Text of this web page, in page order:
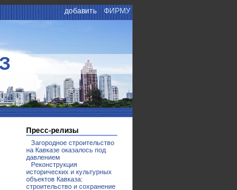
добавить ФИРМУ
Пресс-релизы
Загородное строительство
на Кавказе оказалось под
давлением
Реконструкция
исторических и культурных
объектов Кавказа:
строительство и сохранение